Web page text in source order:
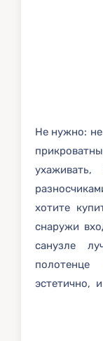
Не нужно: не
хотите
снаружи
санузле
эстетично,